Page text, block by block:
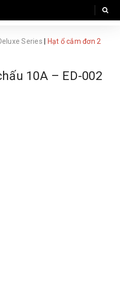
Series
Hạt ổ cắm đơn 2
10A – ED-002